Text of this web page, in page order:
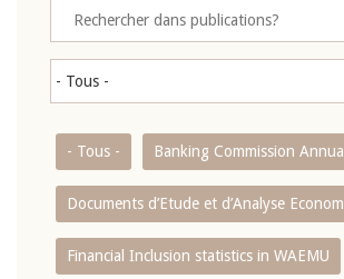
- Tous - Banking Commission
Documents d’Etude et d’Analyse
Financial Inclusion statistics in WAEMU